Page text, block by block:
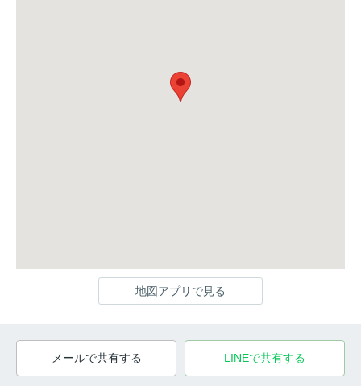
地図アプリで見る
メールで共有する LINEで共有する